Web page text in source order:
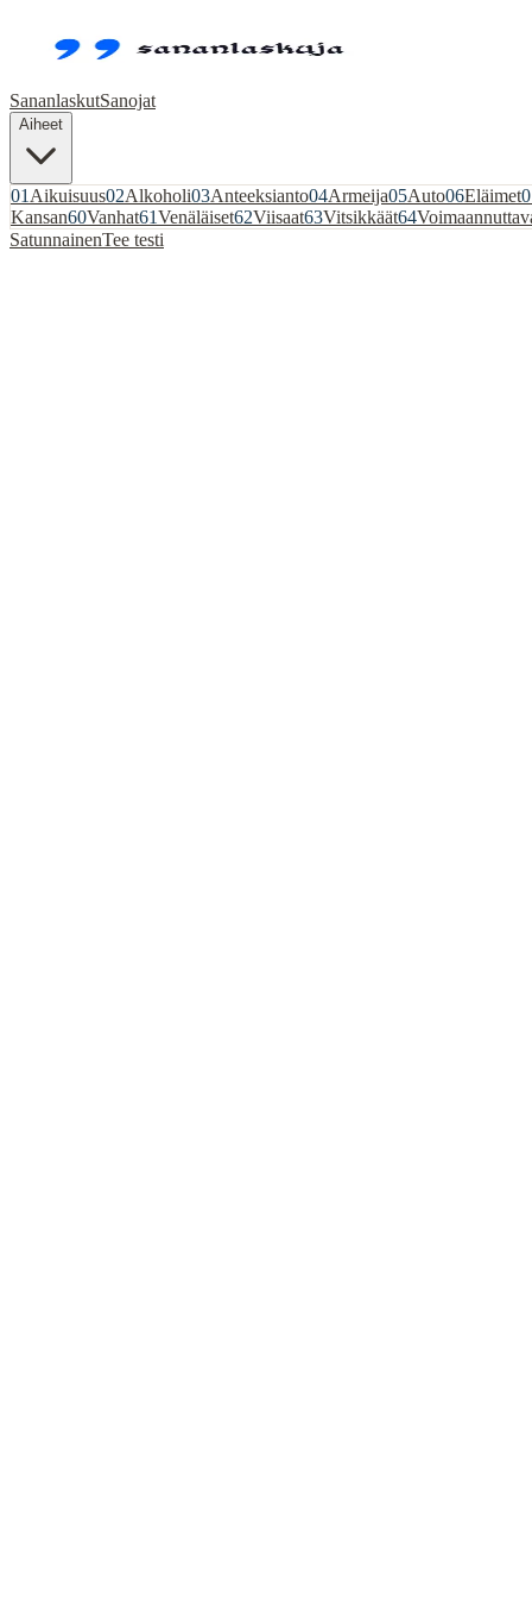
SananlaskutSanojat
Aiheet
01 Aikuisuus02Alkoholi03Anteeksianto04Armeija05Auto06Eläimet
Kansan60Vanhat61Venäläiset62Viisaat63Vitsikkäät64
SatunnainenTee testi